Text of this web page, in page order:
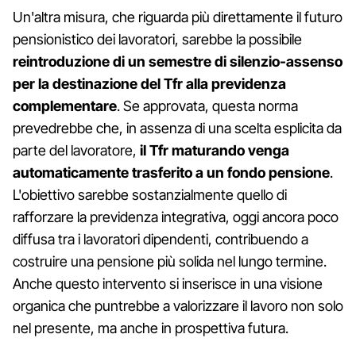
Un'altra misura, che riguarda più direttamente il futuro
pensionistico dei lavoratori, sarebbe la possibile
reintroduzione di un semestre di silenzio-assenso
per la destinazione del Tfr alla previdenza
complementare. Se approvata, questa norma
prevedrebbe che, in assenza di una scelta esplicita da
parte del lavoratore, il Tfr maturando venga
automaticamente trasferito a un fondo pensione.
L'obiettivo sarebbe sostanzialmente quello di
rafforzare la previdenza integrativa, oggi ancora poco
diffusa tra i lavoratori dipendenti, contribuendo a
costruire una pensione più solida nel lungo termine.
Anche questo intervento si inserisce in una visione
organica che puntrebbe a valorizzare il lavoro non solo
nel presente, ma anche in prospettiva futura.